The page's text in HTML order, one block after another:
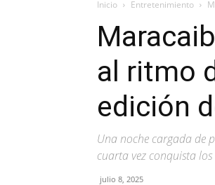
Inicio Entretenimiento
al ritmo
edición
Una noche cargada de
cuarta vez conquista
julio 8, 2025